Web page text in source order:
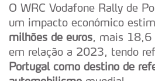
O WRC Vodafone Rally de
um impacto económico
milhões de euros, mais 18,6
em relação a 2023, tendo
Portugal como destino de